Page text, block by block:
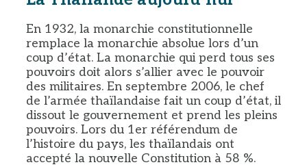
En 1932, la monarchie constitutionnelle
remplace la monarchie absolue lors d’un
coup d’état. La monarchie qui perd tous ses
pouvoirs doit alors s’allier avec le pouvoir
des militaires. En septembre 2006, le chef
de l’armée thaïlandaise fait un coup d’état, il
dissout le gouvernement et prend les pleins
pouvoirs. Lors du 1er référendum de
l’histoire du pays, les thaïlandais ont
accepté la nouvelle Constitution à 58 %.